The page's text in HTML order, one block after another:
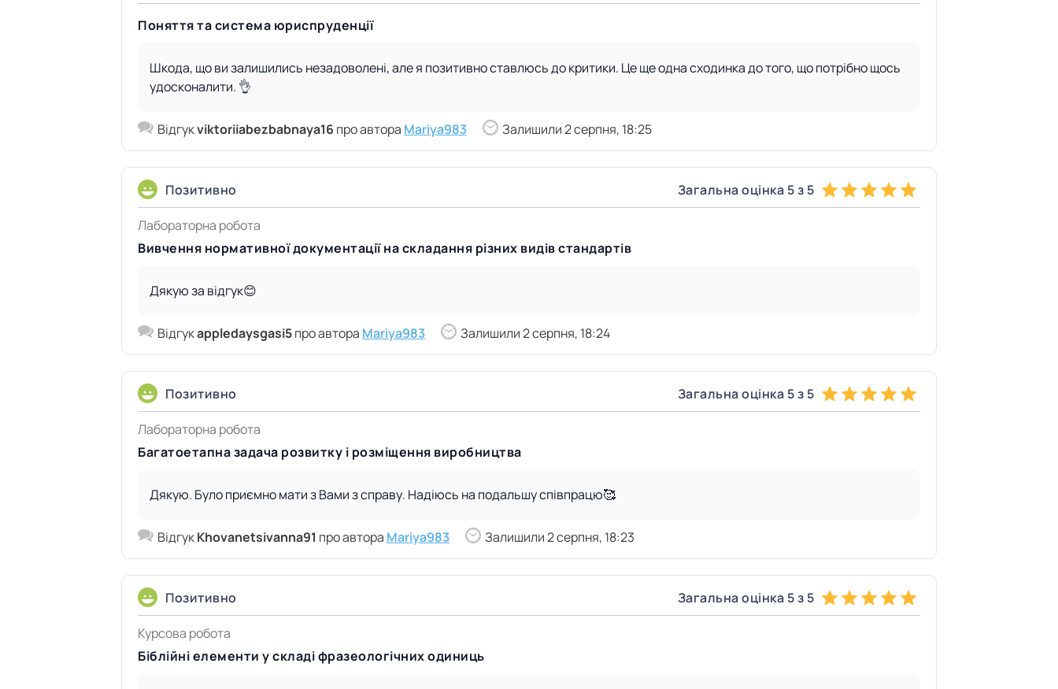
Поняття та система юриспруденції
Шкода, що ви залишились незадоволені, але я позитивно ставлюсь до критики. Це ще одна сходинка до того, що потрібно щось
удосконалити. 👌
Відгукviktoriiabezbabnaya16 про автора Mariya983 Залишили 2 серпня, 18:25
Позитивно Загальна оцінка 5 з 5
Лабораторна робота
Вивчення нормативної документації на складання різних видів стандартів
Дякую за відгук😊
Відгукappledaysgasi5про автора Mariya983 Залишили 2 серпня, 18:24
Позитивно Загальна оцінка 5 з 5
Лабораторна робота
Багатоетапна задача розвитку і розміщення виробництва
Дякую. Було приємно мати з Вами з справу. Надіюсь на подальшу співпрацю🥰
ВідгукKhovanetsivanna91 про автора Mariya983 Залишили 2 серпня, 18:23
Позитивно Загальна оцінка 5 з 5
Курсова робота
Біблійні елементи у складі фразеологічних одиниць